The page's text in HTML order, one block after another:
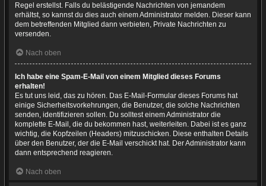
Regel erstellst. Falls du belästigende Nachrichten von jemandem
erhältst, so kannst du dies auch einem Administrator melden. Dieser kann
dem betreffenden Mitglied dann verbieten, Private Nachrichten zu
versenden.
Nach oben
Ich habe eine Spam-E-Mail von einem Mitglied dieses Forums
erhalten!
Es tut uns leid, das zu hören. Das E-Mail-Formular dieses Forums hat
einige Sicherheitsvorkehrungen, die Benutzer, die solche Nachrichten
senden, identifizieren sollen. Du solltest einem Administrator die
komplette E-Mail, die du bekommen hast, weiterleiten. Dabei ist es ganz
wichtig, die Kopfzeilen (Headers) mitzuschicken. Diese enthalten Details
über den Benutzer, der die E-Mail verschickt hat. Der Administrator kann
dann entsprechend reagieren.
Nach oben